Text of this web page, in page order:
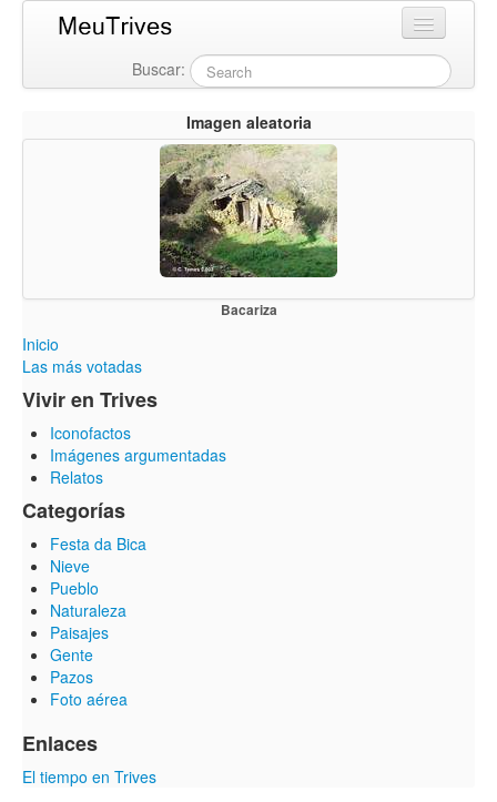
Buscar:
Imagen aleatoria
Bacariza
Inicio
Las más votadas
Vivir en Trives
Iconofactos
Imágenes argumentadas
Relatos
Categorías
Festa da Bica
Nieve
Pueblo
Naturaleza
Paisajes
Gente
Pazos
Foto aérea
Enlaces
El tiempo en Trives